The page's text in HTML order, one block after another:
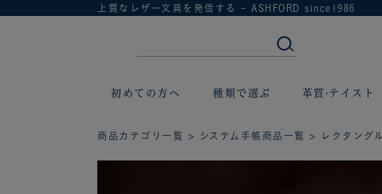
上質なレザー文具を発信する - ASHFORD since1986
初めての方へ 種類で選ぶ 革質·テイスト
商品カテゴリ一覧 > システム手帳商品一覧 > レクタング